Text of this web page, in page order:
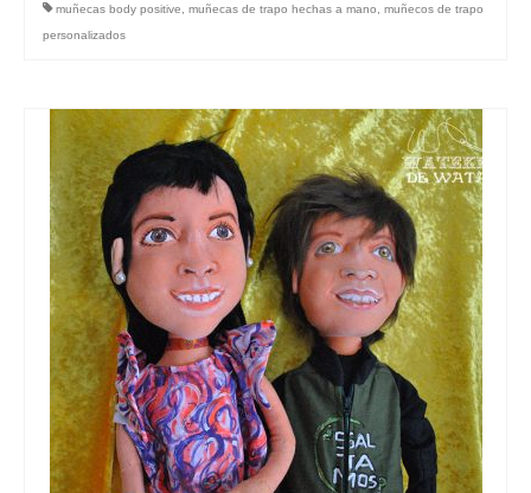
muñecas body positive muñecas de trapo hechas a mano
muñecos de trapo
personalizados